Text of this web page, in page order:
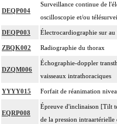
DEQP004
Surveillance continue de
oscilloscopie et/ou
DEQP003 Électrocardiographie sur
ZBQK002 Radiographie du thorax
DZQM006
Échographie-doppler
vaisseaux intrathoraciques
YYYY015 Forfait de réanimation
EQRP008
Épreuve d'inclinaison [Tilt
de la pression